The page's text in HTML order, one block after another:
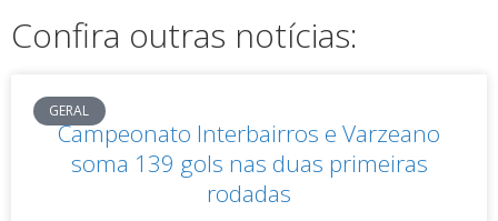
Confira outras notícias:
GERAL
Campeonato Interbairros e Varzeano
soma 139 gols nas duas primeiras
rodadas